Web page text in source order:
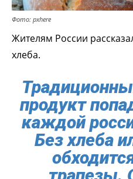
Фото: pxhere
Жителям России
хлеба.
продукт
каждой
Без хлеба